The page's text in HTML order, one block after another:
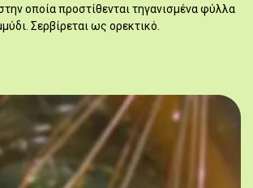
οποία προστίθενται τηγανισμένα φύλλα
Σερβίρεται ως ορεκτικό.